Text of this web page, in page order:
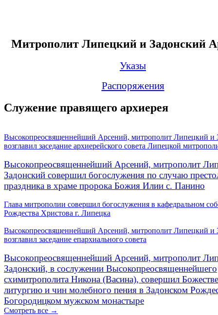
Митрополит Липецкий и Задонский
Указы
Распоряжения
Служение правящего архиерея
Высокопреосвященнейший Арсений, митрополит Липецкий и
возглавил заседание архиерейского совета Липецкой
Высокопреосвященнейший Арсений, митрополит
Задонский совершил богослужения по случаю
праздника в храме пророка Божия Илии с. Панино
Глава митрополии совершил богослужения в кафедральном
Рождества Христова г. Липецка
Высокопреосвященнейший Арсений, митрополит Липецкий и
возглавил заседание епархиального совета
Высокопреосвященнейший Арсений, митрополит
Задонский, в сослужении Высокопреосвященнейшего
схимитрополита Никона (Васина), совершил
литургию и чин молебного пения в Задонском
Богородицком мужском монастыре
Смотреть все →